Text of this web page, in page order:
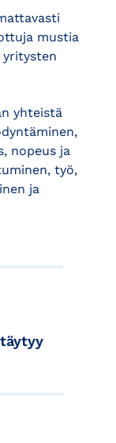
mustia
yhteistä
nopeus ja
työ,
ja